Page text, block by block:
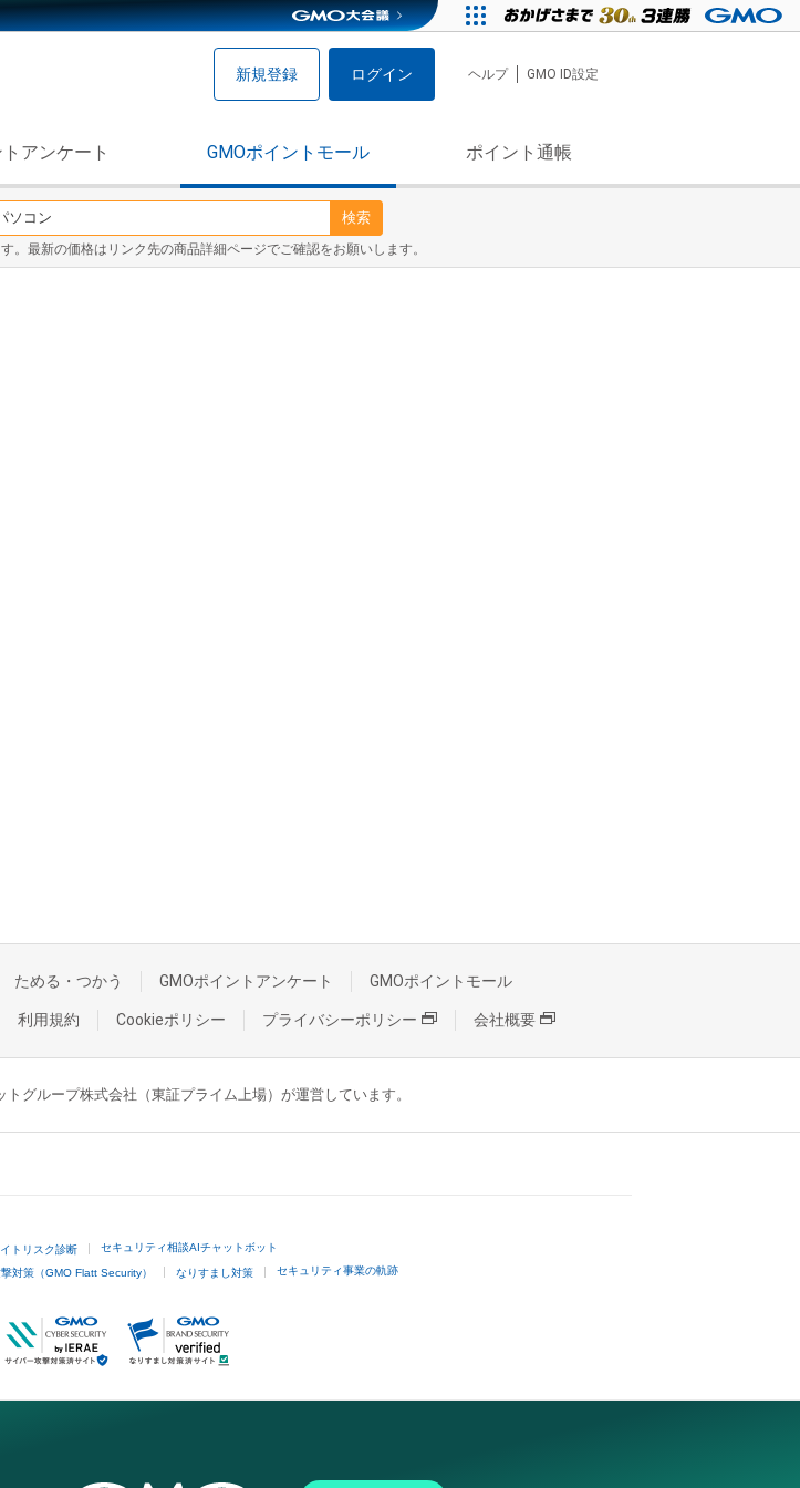
新規登録 ログイン ヘルプ GMO ID設定
アンケート GMOポイントモール ポイント通帳
検索
。最新の価格はリンク先の商品詳細ページでご確認をお願いします。
ためる・つかう GMOポイントアンケート GMOポイントモール
利用規約 Cookieポリシー プライバシーポリシー 会社概要
トグループ株式会社（東証プライム上場）が運営しています。
トリスク診断 セキュリティ相談AIチャットボット
対策（GMO Flatt Security） なりすまし対策 セキュリティ事業の軌跡